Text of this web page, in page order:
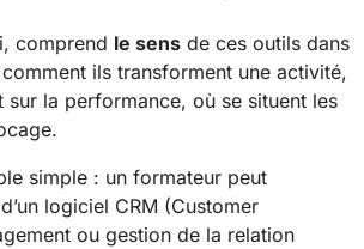
comprend le sens de ces outils dans
ils transforment une activité,
sur la performance, où se situent les
simple : un formateur peut
logiciel CRM (Customer
ou gestion de la relation